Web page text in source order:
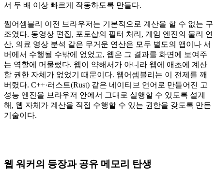
서 두 배 이상 빠르게 작동하도록 만들다.
웹어셈블리 이전 브라우저는 기본적으로 계산을 할 수 없는 구
조였다. 동영상 편집, 포토샵의 필터 처리, 게임 엔진의 물리 연
산, 의료 영상 분석 같은 무거운 연산은 모두 별도의 앱이나 서
버에서 수행될 수밖에 없었고, 웹은 그 결과를 화면에 보여주
는 역할에 머물렀다. 웹이 약해서가 아니라 웹에 애초에 계산
할 권한 자체가 없었기 때문이다. 웹어셈블리는 이 전제를 깨
버렸다. C++·러스트(Rust) 같은 네이티브 언어로 만들어진 고
성능 엔진을 브라우저 안에서 그대로 실행할 수 있도록 설계
해, 웹 자체가 계산을 직접 수행할 수 있는 권한을 갖도록 만든
기술이다.
웹 워커의 등장과 공유 메모리 탄생